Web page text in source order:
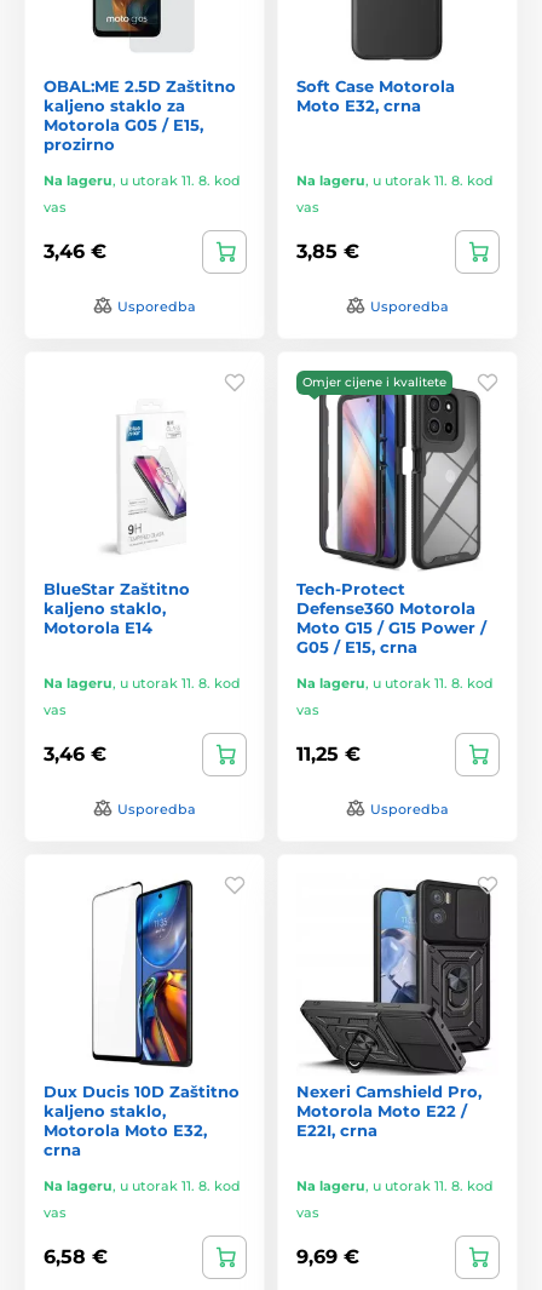
OBAL:ME 2.5D Zaštitno
kaljeno staklo za
Motorola G05 / E15,
prozirno
Na lageru, u utorak 11. 8. kod
vas
3,46 €
Usporedba
Soft Case Motorola
Moto E32, crna
Na lageru, u utorak 11. 8. kod
vas
3,85 €
Usporedba
BlueStar Zaštitno
kaljeno staklo,
Motorola E14
Na lageru, u utorak 11. 8. kod
vas
3,46 €
Usporedba
Omjer cijene i kvalitete
Tech-Protect
Defense360 Motorola
Moto G15 / G15 Power /
G05 / E15, crna
Na lageru, u utorak 11. 8. kod
vas
11,25 €
Usporedba
Dux Ducis 10D Zaštitno
kaljeno staklo,
Motorola Moto E32,
crna
Na lageru, u utorak 11. 8. kod
vas
6,58 €
Nexeri Camshield Pro,
Motorola Moto E22 /
E22I, crna
Na lageru, u utorak 11. 8. kod
vas
9,69 €